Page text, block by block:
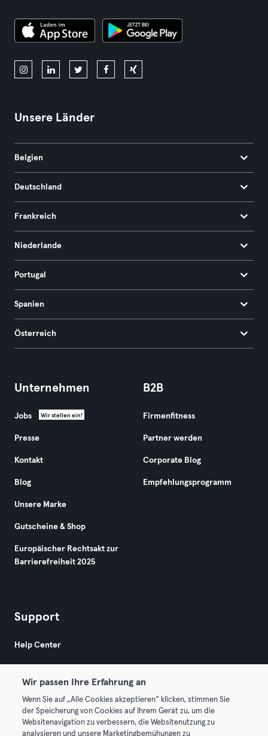
Unsere Länder
Belgien
Deutschland
Frankreich
Niederlande
Portugal
Spanien
Österreich
Unternehmen
Jobs Wir stellen ein!
Presse
Kontakt
Blog
Unsere Marke
Gutscheine & Shop
Europäischer Rechtsakt zur
Barrierefreiheit 2025
B2B
Firmenfitness
Partner werden
Corporate Blog
Empfehlungsprogramm
Support
Help Center
© 2026 Urban Sports Group GmbH. All rights reserved.
Wir passen Ihre Erfahrung an
Wenn Sie auf „Alle Cookies akzeptieren“ klicken, stimmen Sie
der Speicherung von Cookies auf Ihrem Gerät zu, um die
Websitenavigation zu verbessern, die Websitenutzung zu
analysieren und unsere Marketingbemühungen zu